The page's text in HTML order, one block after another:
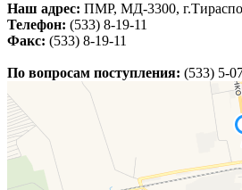
Наш адрес: ПМР, МД-3300,
Телефон: (533) 8-19-11
Факс: (533) 8-19-11
По вопросам поступления: (533) 5-